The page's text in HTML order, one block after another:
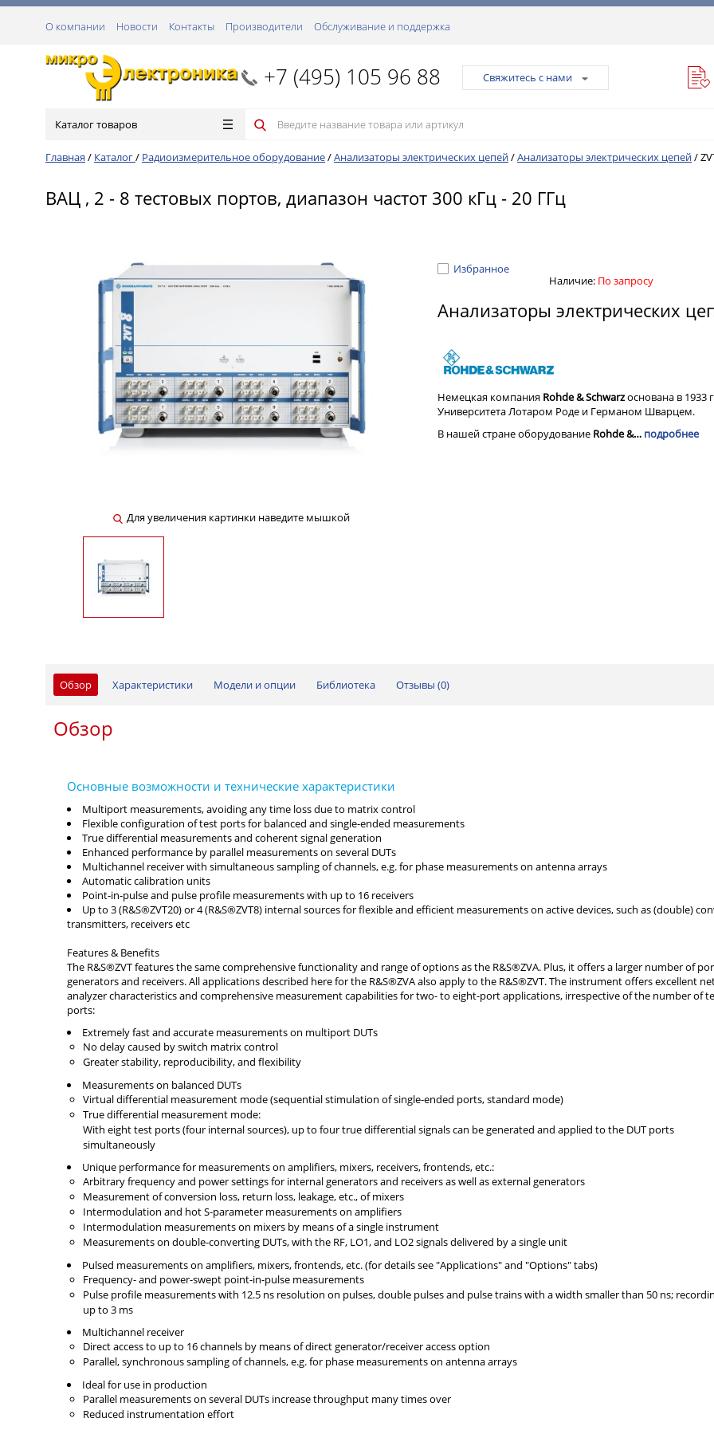
О компании Новости Контакты Производители Обслуживание и поддержка
+7 (495) 105 96 88 Свяжитесь с нами
Каталог товаров
Главная / Каталог/ Радиоизмерительное оборудование/Анализаторы электрических цепей/Анализаторы электрических цепей/
ВАЦ , 2 - 8 тестовых портов, диапазон частот 300 кГц - 20 ГГц
Для увеличения картинки наведите мышкой
Избранное
Наличие: По запросу
Анализаторы электрических
Немецкая компания Rohde & Schwarzоснована в
Университета Лотаром Роде и Германом Шварцем.
В нашей стране оборудование Rohde &… подробнее
Обзор Характеристики Модели и опции Библиотека Отзывы (0)
Обзор
Multiport measurements, avoiding any time loss due to matrix control
Flexible configuration of test ports for balanced and single-ended measurements
True differential measurements and coherent signal generation
Enhanced performance by parallel measurements on several DUTs
Multichannel receiver with simultaneous sampling of channels, e.g. for phase measurements on antenna arrays
Automatic calibration units
Point-in-pulse and pulse profile measurements with up to 16 receivers
Up to 3 (R&S®ZVT20) or 4 (R&S®ZVT8) internal sources for flexible and efficient measurements on active devices, such as (double)
transmitters, receivers etc
The R&S®ZVT features the same comprehensive functionality and range of options as the R&S®ZVA. Plus, it offers a larger number of
generators and receivers. All applications described here for the R&S®ZVA also apply to the R&S®ZVT. The instrument offers excellent
analyzer characteristics and comprehensive measurement capabilities for two- to eight-port applications, irrespective of the number of
ports:
Extremely fast and accurate measurements on multiport DUTs
No delay caused by switch matrix control
Greater stability, reproducibility, and flexibility
Measurements on balanced DUTs
Virtual differential measurement mode (sequential stimulation of single-ended ports, standard mode)
True differential measurement mode:
With eight test ports (four internal sources), up to four true differential signals can be generated and applied to the DUT ports
simultaneously
Unique performance for measurements on amplifiers, mixers, receivers, frontends, etc.:
Arbitrary frequency and power settings for internal generators and receivers as well as external generators
Measurement of conversion loss, return loss, leakage, etc., of mixers
Intermodulation and hot S-parameter measurements on amplifiers
Intermodulation measurements on mixers by means of a single instrument
Measurements on double-converting DUTs, with the RF, LO1, and LO2 signals delivered by a single unit
Pulsed measurements on amplifiers, mixers, frontends, etc. (for details see "Applications" and "Options" tabs)
Frequency- and power-swept point-in-pulse measurements
Pulse profile measurements with 12.5 ns resolution on pulses, double pulses and pulse trains with a width smaller than 50 ns;
up to 3 ms
Multichannel receiver
Direct access to up to 16 channels by means of direct generator/receiver access option
Parallel, synchronous sampling of channels, e.g. for phase measurements on antenna arrays
Ideal for use in production
Parallel measurements on several DUTs increase throughput many times over
Reduced instrumentation effort